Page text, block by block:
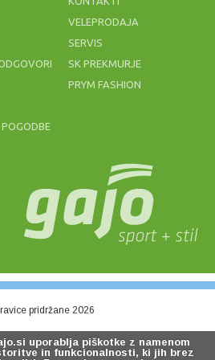
VELEPRODAJA
SERVIS
SK PREKMURJE
PRYM FASHION
pridržane 2026
uporablja piškotke z namenom
in funkcionalnosti, ki jih brez